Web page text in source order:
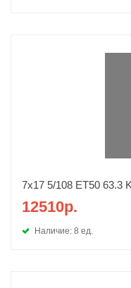
7x17 5/108 ET50 63.3
12510р.
Наличие: 8 ед.